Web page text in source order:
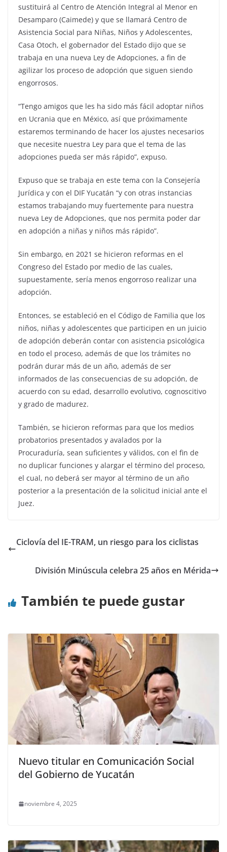
sustituirá al Centro de Atención Integral al Menor en
Desamparo (Caimede) y que se llamará Centro de
Asistencia Social para Niñas, Niños y Adolescentes,
Casa Otoch, el gobernador del Estado dijo que se
trabaja en una nueva Ley de Adopciones, a fin de
agilizar los proceso de adopción que siguen siendo
engorrosos.
“Tengo amigos que les ha sido más fácil adoptar niños
en Ucrania que en México, así que próximamente
estaremos terminando de hacer los ajustes necesarios
que necesite nuestra Ley para que el tema de las
adopciones pueda ser más rápido”, expuso.
Expuso que se trabaja en este tema con la Consejería
Jurídica y con el DIF Yucatán “y con otras instancias
estamos trabajando muy fuertemente para nuestra
nueva Ley de Adopciones, que nos permita poder dar
en adopción a niñas y niños más rápido”.
Sin embargo, en 2021 se hicieron reformas en el
Congreso del Estado por medio de las cuales,
supuestamente, sería menos engorroso realizar una
adopción.
Entonces, se estableció en el Código de Familia que los
niños, niñas y adolescentes que participen en un juicio
de adopción deberán contar con asistencia psicológica
en todo el proceso, además de que los trámites no
podrán durar más de un año, además de ser
informados de las consecuencias de su adopción, de
acuerdo con su edad, desarrollo evolutivo, cognoscitivo
y grado de madurez.
También, se hicieron reformas para que los medios
probatorios presentados y avalados por la
Procuraduría, sean suficientes y válidos, con el fin de
no duplicar funciones y alargar el término del proceso,
el cual, no deberá ser mayor al término de un año
posterior a la presentación de la solicitud inicial ante el
Juez.
Ciclovía del IE-TRAM, un riesgo para los ciclistas
División Minúscula celebra 25 años en Mérida
También te puede gustar
Nuevo titular en Comunicación Social
del Gobierno de Yucatán
noviembre 4, 2025